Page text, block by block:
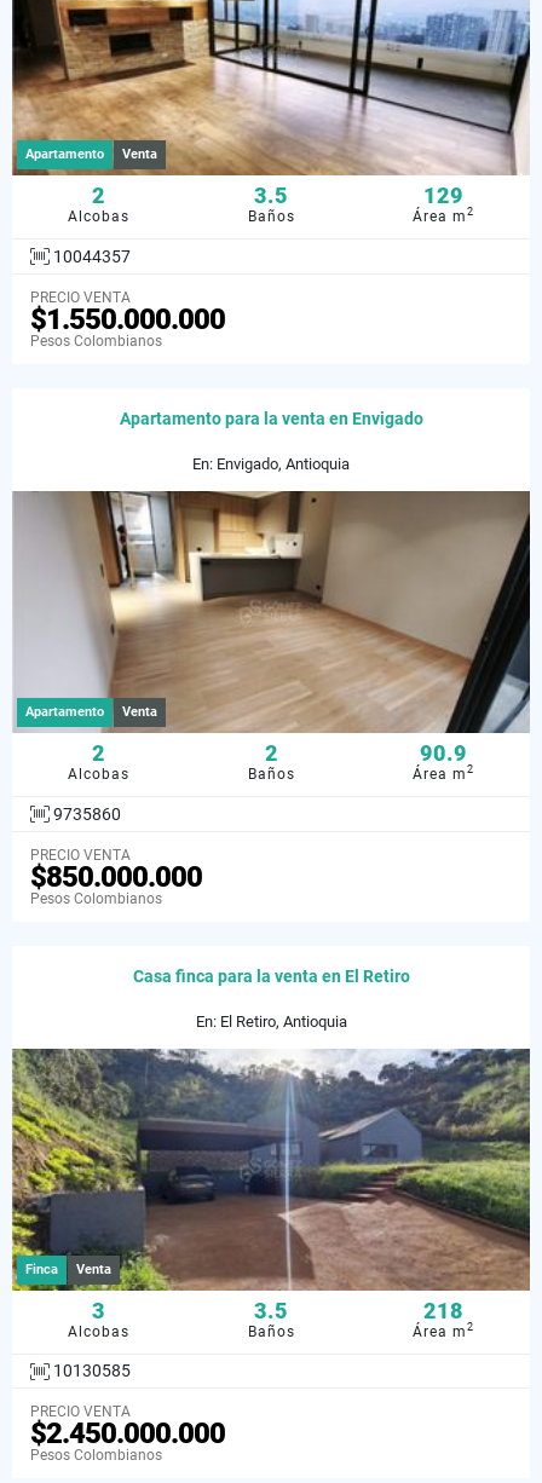
Apartamento Venta
2
Alcobas
3.5
Baños
129
Área m2
10044357
PRECIO VENTA
$1.550.000.000
Pesos Colombianos
Apartamento para la venta en Envigado
En: Envigado, Antioquia
Apartamento Venta
2
Alcobas
2
Baños
90.9
Área m2
9735860
PRECIO VENTA
$850.000.000
Pesos Colombianos
Casa finca para la venta en El Retiro
En: El Retiro, Antioquia
Finca Venta
3
Alcobas
3.5
Baños
218
Área m2
10130585
PRECIO VENTA
$2.450.000.000
Pesos Colombianos